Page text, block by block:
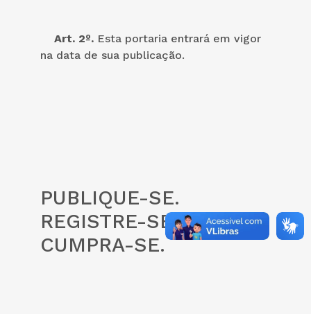
Art. 2º. Esta portaria entrará em vigor
na data de sua publicação.
PUBLIQUE-SE.
REGISTRE-SE.
CUMPRA-SE.